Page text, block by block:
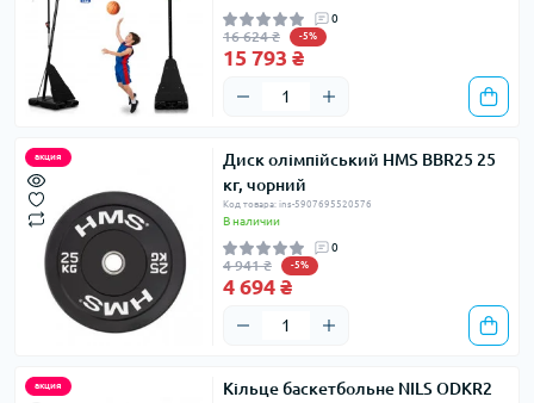
0
16 624 ₴ -5%
15 793 ₴
акция
Диск олімпійський HMS BBR25 25
кг, чорний
Код товара: ins-5907695520576
В наличии
0
4 941 ₴ -5%
4 694 ₴
акция
Кільце баскетбольне NILS ODKR2